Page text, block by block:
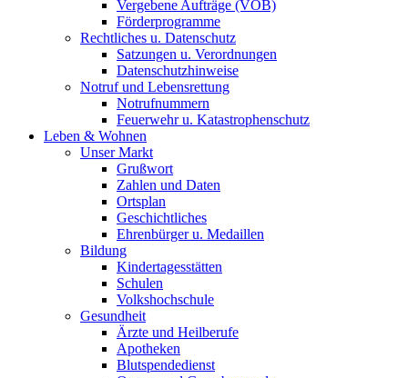
Vergebene Aufträge (VOB)
Förderprogramme
Rechtliches u. Datenschutz
Satzungen u. Verordnungen
Datenschutzhinweise
Notruf und Lebensrettung
Notrufnummern
Feuerwehr u. Katastrophenschutz
Leben & Wohnen
Unser Markt
Grußwort
Zahlen und Daten
Ortsplan
Geschichtliches
Ehrenbürger u. Medaillen
Bildung
Kindertagesstätten
Schulen
Volkshochschule
Gesundheit
Ärzte und Heilberufe
Apotheken
Blutspendedienst